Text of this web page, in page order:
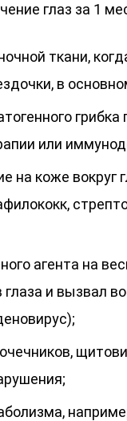
глаз за 1
ткани,
в
грибка
или
на коже вокруг
агента на
и вызвал